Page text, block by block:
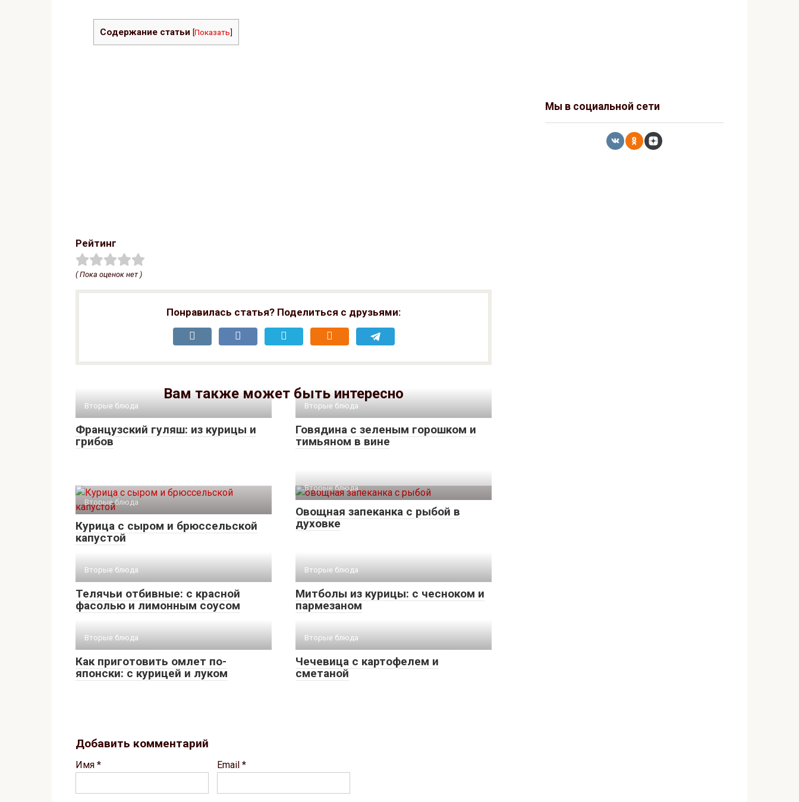
Содержание статьи [Показать]
Рейтинг
( Пока оценок нет )
Понравилась статья? Поделиться с друзьями:
Вам также может быть интересно
Вторые блюда
Французский гуляш: из курицы и
грибов
Вторые блюда
Говядина с зеленым горошком и
тимьяном в вине
Вторые блюда
Курица с сыром и брюссельской
капустой
Вторые блюда
Овощная запеканка с рыбой в
духовке
Вторые блюда
Телячьи отбивные: с красной
фасолью и лимонным соусом
Вторые блюда
Митболы из курицы: с чесноком и
пармезаном
Вторые блюда
Как приготовить омлет по-
японски: с курицей и луком
Вторые блюда
Чечевица с картофелем и
сметаной
Добавить комментарий
Имя * Email *
Мы в социальной сети